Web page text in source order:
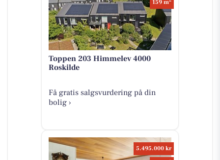
159 m
Toppen 203 Himmelev 4000
Roskilde
Få gratis salgsvurdering på din
bolig ›
5.495.000 kr